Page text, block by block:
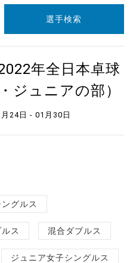
選手検索
年全日本卓球
ジュニアの部）
24日 - 01月30日
グルス
ス 混合ダブルス
ジュニア女子シングルス